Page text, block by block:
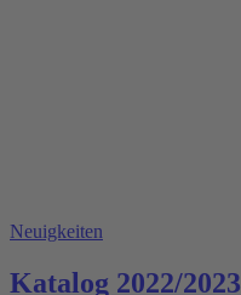
Neuigkeiten
Katalog 2022/2023